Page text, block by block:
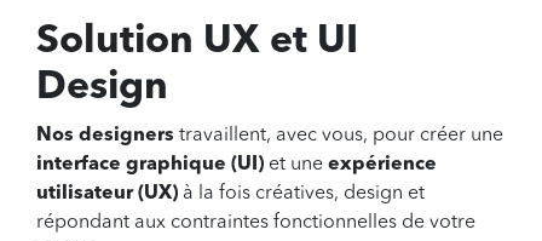
Solution UX et UI
Design
Nos designers travaillent, avec vous, pour créer une
interface graphique (UI) et une expérience
utilisateur (UX) à la fois créatives, design et
répondant aux contraintes fonctionnelles de votre